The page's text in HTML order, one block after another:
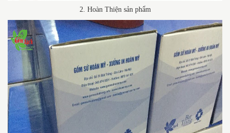
2. Hoàn Thiện sản phẩm